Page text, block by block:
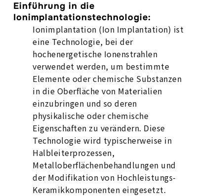
Einführung in die
Ionimplantationstechnologie:
Ionimplantation (Ion Implantation) ist
eine Technologie, bei der
hochenergetische Ionenstrahlen
verwendet werden, um bestimmte
Elemente oder chemische Substanzen
in die Oberfläche von Materialien
einzubringen und so deren
physikalische oder chemische
Eigenschaften zu verändern. Diese
Technologie wird typischerweise in
Halbleiterprozessen,
Metalloberflächenbehandlungen und
der Modifikation von Hochleistungs-
Keramikkomponenten eingesetzt.